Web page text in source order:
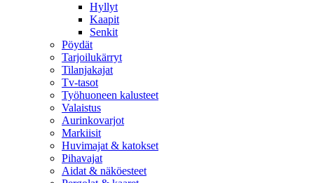
Hyllyt
Kaapit
Senkit
Pöydät
Tarjoilukärryt
Tilanjakajat
Tv-tasot
Työhuoneen kalusteet
Valaistus
Aurinkovarjot
Markiisit
Huvimajat & katokset
Pihavajat
Aidat & näköesteet